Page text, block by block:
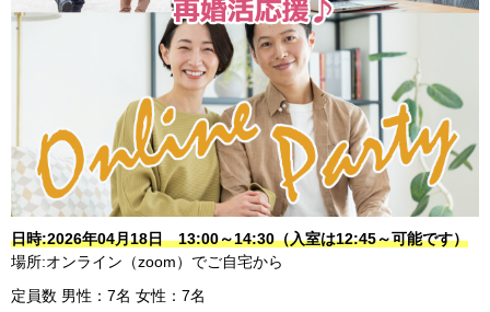
日時:2026年04月18日 13:00～14:30（入室は12:45～可能です）
場所:オンライン（zoom）でご自宅から
定員数 男性：7名 女性：7名